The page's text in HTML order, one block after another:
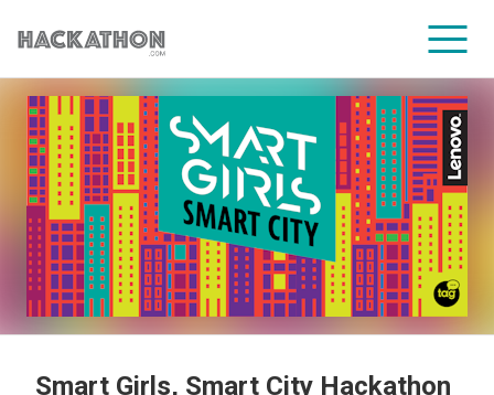
CORPORATE SERVICES
Smart Girls, Smart City Hackathon